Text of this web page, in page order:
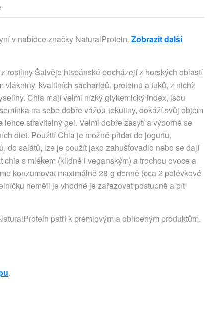
v nabídce značky NaturalProtein. Zobrazit další
rostliny Šalvěje hispánské pocházejí z horských oblastí
vlákniny, kvalitních sacharidů, proteinů a tuků, z nichž
Chia mají velmi nízký glykemický index, jsou
na sebe dobře vážou tekutiny, dokáží svůj objem
stravitelný gel. Velmi dobře zasytí a výborně se
diet. Použití Chia je možné přidat do jogurtu,
do salátů, lze je použít jako zahušťovadlo nebo se dají
chia s mlékem (klidně i veganským) a trochou ovoce a
konzumovat maximálně 28 g denně (cca 2 polévkové
neměli je vhodné je zařazovat postupně a pít
patří k prémiovým a oblíbeným produktům.
.